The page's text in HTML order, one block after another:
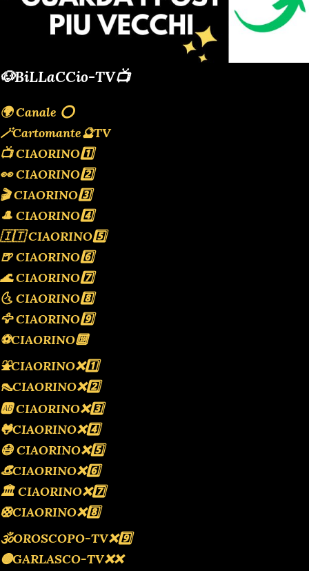
🐶BiLLaCCio-TV📺
🌍 Canale ⭕️
🪄Cartomante🔮TV
📺 CIAORINO1️⃣
👀 CIAORINO2️⃣
🎬 CIAORINO3️⃣
🎩 CIAORINO4️⃣
🇮🇹 CIAORINO5️⃣
🍺 CIAORINO6️⃣
🌊 CIAORINO7️⃣
🌜 CIAORINO8️⃣
🦅 CIAORINO9️⃣
⚽️CIAORINO🔟
⛲️CIAORINO❌️1️⃣
👠CIAORINO❌️2️⃣
🆎 CIAORINO❌️3️⃣
🐸CIAORINO❌️4️⃣
😷 CIAORINO❌️5️⃣
👒CIAORINO❌️6️⃣
🏛 CIAORINO❌️7️⃣
🛟CIAORINO❌️8️⃣
🕉OROSCOPO-TV❌️9️⃣
🟡GARLASCO-TV❌️❌️